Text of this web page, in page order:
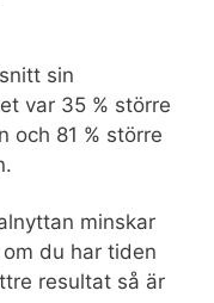
sin
var 35 % större
och 81 % större
minskar
du har tiden
resultat så är